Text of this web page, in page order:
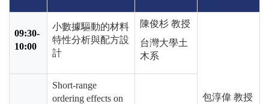
09:30-
10:00
小數據驅動的材料
特性分析與配方設
計
陳俊杉 教授
台灣大學土
木系
包淳偉 教授
Short-range
ordering effects on